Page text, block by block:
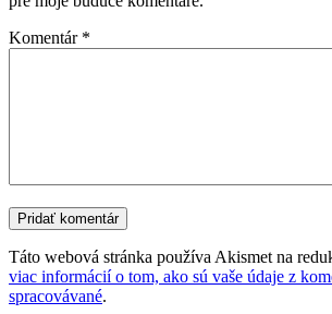
Komentár *
Táto webová stránka používa Akismet na
viac informácií o tom, ako sú vaše údaje z
spracovávané.